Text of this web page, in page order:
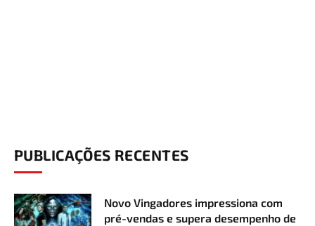
PUBLICAÇÕES RECENTES
Novo Vingadores impressiona com
pré-vendas e supera desempenho de